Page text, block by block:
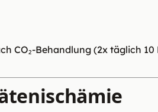
Behandlung (2x täglich